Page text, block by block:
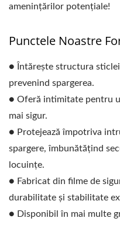
amenințărilor potențiale!
Punctele Noastre
● Întărește structura
prevenind spargerea.
● Oferă intimitate pentru
mai sigur.
● Protejează împotriva
spargere, îmbunătățind
locuințe.
● Fabricat din filme de
durabilitate și stabilitate
● Disponibil în mai multe